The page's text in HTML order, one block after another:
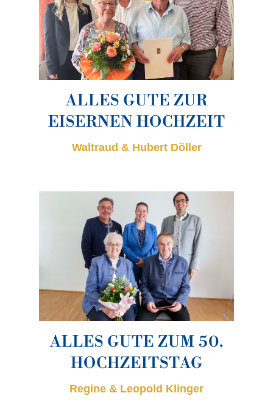
ALLES GUTE ZUR
EISERNEN HOCHZEIT
Waltraud & Hubert Döller
ALLES GUTE ZUM 50.
HOCHZEITSTAG
Regine & Leopold Klinger